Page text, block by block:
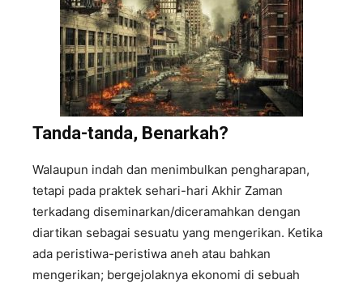
Tanda-tanda, Benarkah?
Walaupun indah dan menimbulkan pengharapan,
tetapi pada praktek sehari-hari Akhir Zaman
terkadang diseminarkan/diceramahkan dengan
diartikan sebagai sesuatu yang mengerikan. Ketika
ada peristiwa-peristiwa aneh atau bahkan
mengerikan; bergejolaknya ekonomi di sebuah